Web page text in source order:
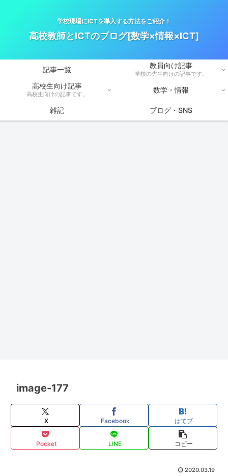
学校現場にICTを導入する方法をご紹介！
高校教師とICTのブログ[数学×情報×ICT]
記事一覧 教員向け記事
学校の先生向けの記事です。
高校生向け記事
高校生向けの記事です。 数学・情報
雑記 ブログ・SNS
image-177
X Facebook はてブ
Pocket LINE コピー
2020.03.19